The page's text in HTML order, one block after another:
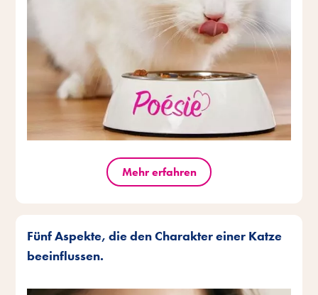
Mehr erfahren
Fünf Aspekte, die den Charakter einer Katze
beeinflussen.